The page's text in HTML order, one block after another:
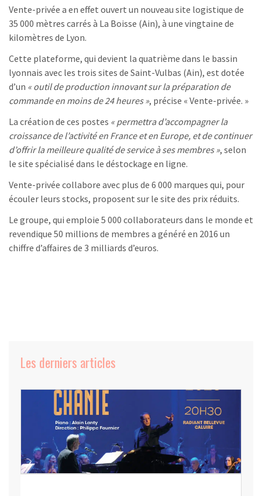
Vente-privée a en effet ouvert un nouveau site logistique de
35 000 mètres carrés à La Boisse (Ain), à une vingtaine de
kilomètres de Lyon.
Cette plateforme, qui devient la quatrième dans le bassin
lyonnais avec les trois sites de Saint-Vulbas (Ain), est dotée
d’un « outil de production innovant sur la préparation de
commande en moins de 24 heures », précise « Vente-privée. »
La création de ces postes « permettra d’accompagner la
croissance de l’activité en France et en Europe, et de continuer
d’offrir la meilleure qualité de service à ses membres », selon
le site spécialisé dans le déstockage en ligne.
Vente-privée collabore avec plus de 6 000 marques qui, pour
écouler leurs stocks, proposent sur le site des prix réduits.
Le groupe, qui emploie 5 000 collaborateurs dans le monde et
revendique 50 millions de membres a généré en 2016 un
chiffre d’affaires de 3 milliards d’euros.
Les derniers articles